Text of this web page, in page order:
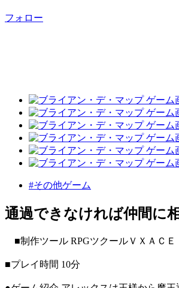
フォロー
#その他ゲーム
通過できなければ仲間に
■制作ツール RPGツクールＶＸＡＣＥ
■プレイ時間 10分